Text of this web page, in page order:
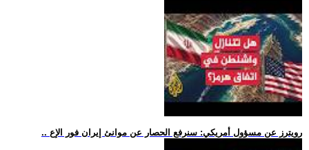
.. رويترز عن مسؤول أمريكي: سنرفع الحصار عن موانئ إيران فور الإع